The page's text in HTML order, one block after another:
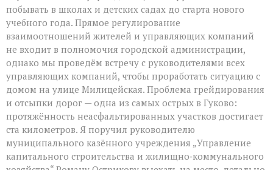
побывать в школах и детских садах до старта нового
учебного года. Прямое регулирование
взаимоотношений жителей и управляющих компаний
не входит в полномочия городской администрации,
однако мы проведём встречу с руководителями всех
управляющих компаний, чтобы проработать ситуацию с
домом на улице Милицейская. Проблема грейдирования
и отсыпки дорог — одна из самых острых в Гуково:
протяжённость неасфальтированных участков достигает
ста километров. Я поручил руководителю
муниципального казённого учреждения „Управление
капитального строительства и жилищно‑коммунального